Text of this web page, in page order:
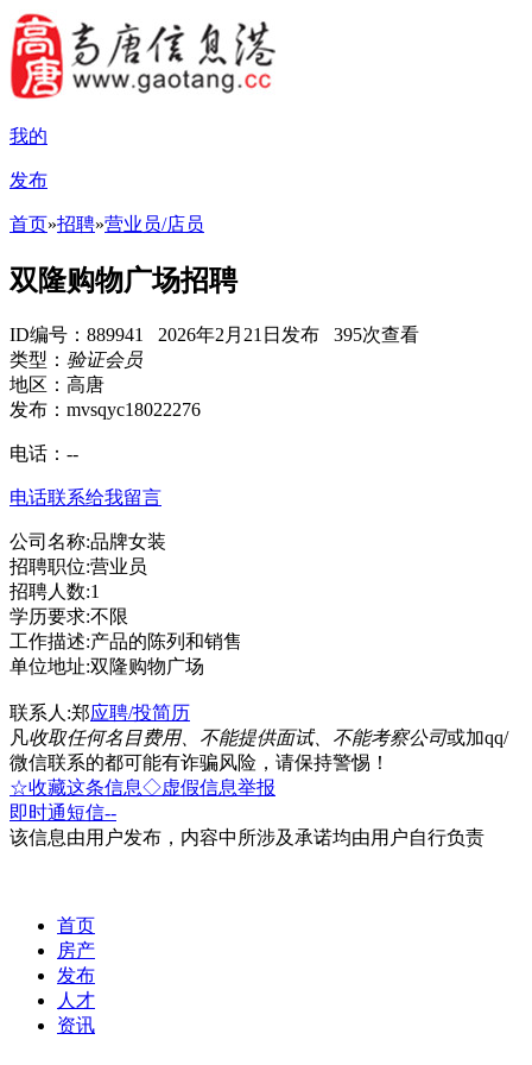
我的
发布
首页»招聘»营业员/店员
双隆购物广场招聘
ID编号：889941 2026年2月21日发布 395次查看
类型： 验证会员
地区：高唐
发布：mvsqyc18022276
电话： --
电话联系给我留言
公司名称:品牌女装
招聘职位:营业员
招聘人数:1
学历要求:不限
工作描述:产品的陈列和销售
单位地址:双隆购物广场
联系人:郑应聘/投简历
凡收取任何名目费用、不能提供面试、不能考察公司或加qq/
微信联系的都可能有诈骗风险，请保持警惕！
☆收藏这条信息◇虚假信息举报
即时通短信--
该信息由用户发布，内容中所涉及承诺均由用户自行负责
首页
房产
发布
人才
资讯